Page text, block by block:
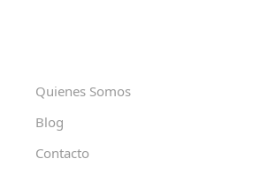
Quienes Somos
Blog
Contacto